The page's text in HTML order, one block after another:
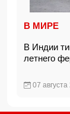
В МИРЕ
В Индии
летнего
07 августа